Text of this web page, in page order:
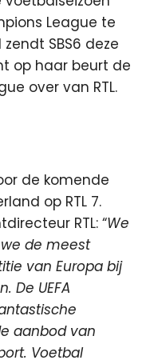
League te
SBS6 deze
op haar beurt de
over van RTL.
de komende
op RTL 7.
RTL: “We
de meest
van Europa bij
De UEFA
aanbod van
Voetbal